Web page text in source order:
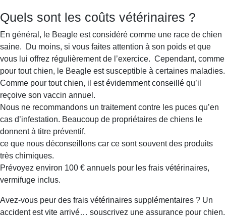
Quels sont les coûts vétérinaires ?
En général, le Beagle est considéré comme une race de chien
saine. Du moins, si vous faites attention à son poids et que
vous lui offrez régulièrement de l’exercice. Cependant, comme
pour tout chien, le Beagle est susceptible à certaines maladies.
Comme pour tout chien, il est évidemment conseillé qu’il
reçoive son vaccin annuel.
Nous ne recommandons un traitement contre les puces qu’en
cas d’infestation. Beaucoup de propriétaires de chiens le
donnent à titre préventif,
ce que nous déconseillons car ce sont souvent des produits
très chimiques.
Prévoyez environ 100 € annuels pour les frais vétérinaires,
vermifuge inclus.
Avez-vous peur des frais vétérinaires supplémentaires ? Un
accident est vite arrivé… souscrivez une assurance pour chien.